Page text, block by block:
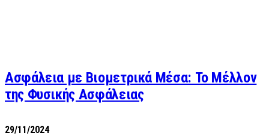
Ασφάλεια με Βιομετρικά Μέσα: Το Μέλλον
της Φυσικής Ασφάλειας
29/11/2024